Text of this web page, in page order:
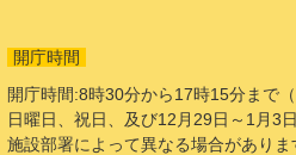
開庁時間
開庁時間:8時30分から17時15分まで（
日曜日、祝日、及び12月29日～1月3日
施設部署によって異なる場合がありま